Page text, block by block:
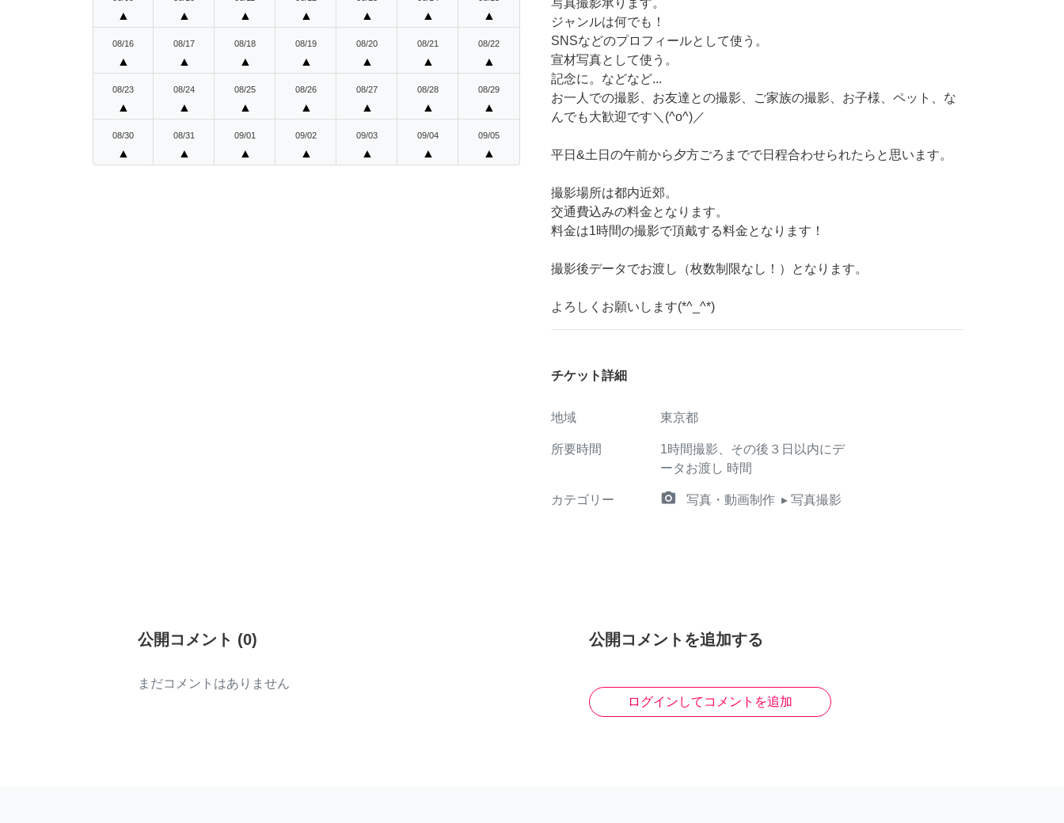
▲ ▲ ▲ ▲ ▲ ▲ ▲
08/16
▲
08/17
▲
08/18
▲
08/19
▲
08/20
▲
08/21
▲
08/22
▲
08/23
▲
08/24
▲
08/25
▲
08/26
▲
08/27
▲
08/28
▲
08/29
▲
08/30
▲
08/31
▲
09/01
▲
09/02
▲
09/03
▲
09/04
▲
09/05
▲
写真撮影承ります。
ジャンルは何でも！
SNSなどのプロフィールとして使う。
宣材写真として使う。
記念に。などなど...
お一人での撮影、お友達との撮影、ご家族の撮影、お子様、ペット、な
んでも大歓迎です＼(^o^)／
平日&土日の午前から夕方ごろまでで日程合わせられたらと思います。
撮影場所は都内近郊。
交通費込みの料金となります。
料金は1時間の撮影で頂戴する料金となります！
撮影後データでお渡し（枚数制限なし！）となります。
よろしくお願いします(*^_^*)
チケット詳細
地域 東京都
所要時間
1時間撮影、その後３日以内にデ
ータお渡し 時間
カテゴリー camera_alt 写真・動画制作 ▸ 写真撮影
公開コメント (0)
まだコメントはありません
公開コメントを追加する
ログインしてコメントを追加